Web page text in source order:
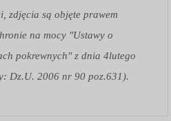
zdjęcia są objęte prawem
na mocy "Ustawy o
pokrewnych" z dnia 4lutego
Dz.U. 2006 nr 90 poz.631).